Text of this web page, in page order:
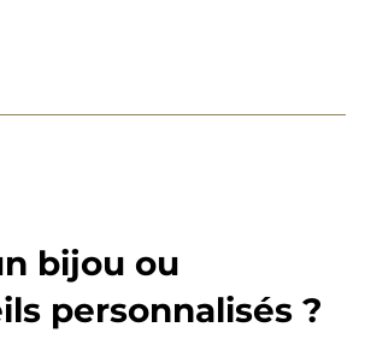
bijou ou
personnalisés ?